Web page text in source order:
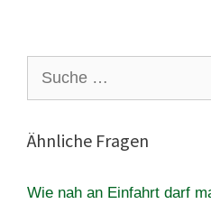
nach:
Ähnliche Fragen
Wie nah an Einfahrt darf